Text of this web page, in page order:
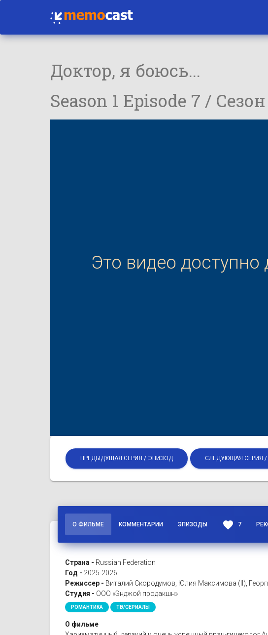
Доктор, я боюсь...
Season 1 Episode 7 /
Это видео
ПРЕДЫДУЩАЯ СЕРИЯ / ЭПИЗОД СЛЕДУЮЩАЯ СЕРИЯ
О ФИЛЬМЕ КОММЕНТАРИИ ЭПИЗОДЫ favorite 7
Страна - Russian Federation
Год - 2025-2026
Режиссер - Виталий Скородумов, Юлия Максимова (II),
Студия - ООО «Энджой продакшн»
РОМАНТИКА ТВ/СЕРИАЛЫ
О фильме